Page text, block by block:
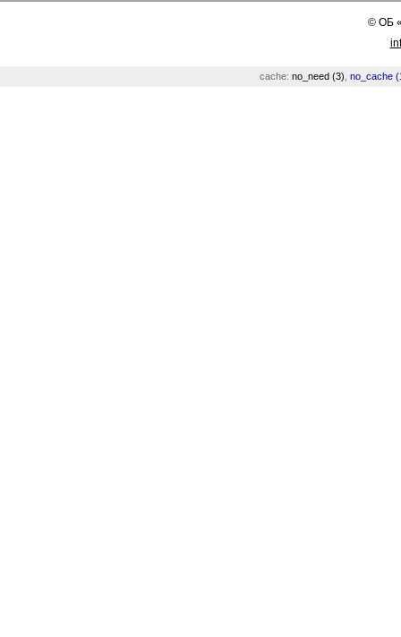
©ОБ
cache: no_need (3) no_cache